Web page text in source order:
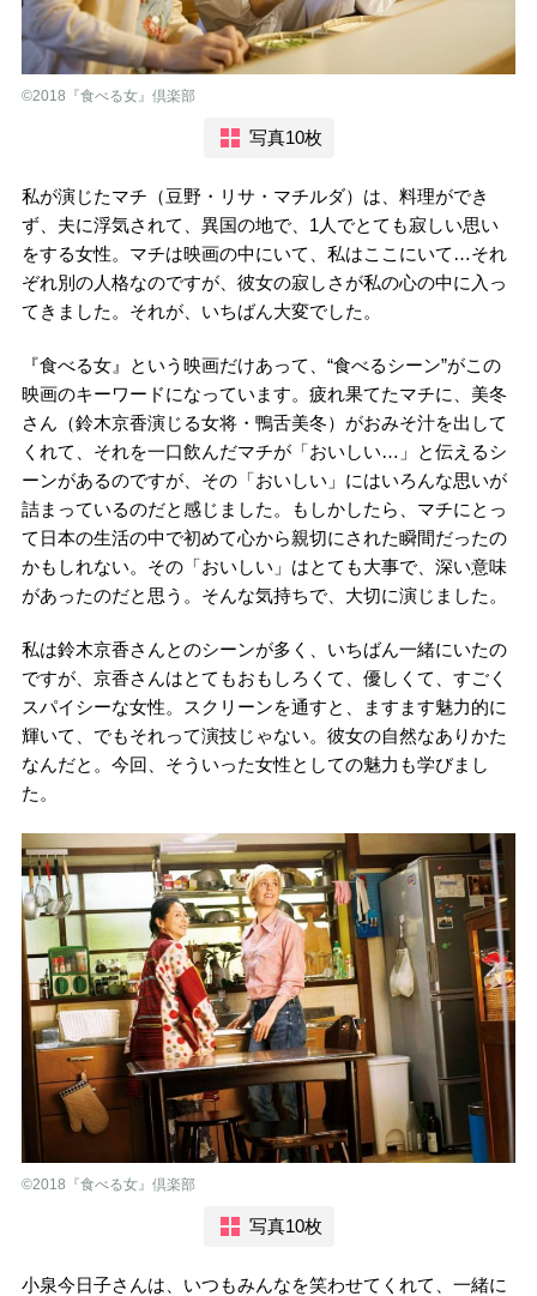
©2018『食べる女』倶楽部
写真10枚
私が演じたマチ（豆野・リサ・マチルダ）は、料理ができ
ず、夫に浮気されて、異国の地で、1人でとても寂しい思い
をする女性。マチは映画の中にいて、私はここにいて…それ
ぞれ別の人格なのですが、彼女の寂しさが私の心の中に入っ
てきました。それが、いちばん大変でした。
『食べる女』という映画だけあって、“食べるシーン”がこの
映画のキーワードになっています。疲れ果てたマチに、美冬
さん（鈴木京香演じる女将・鴨舌美冬）がおみそ汁を出して
くれて、それを一口飲んだマチが「おいしい…」と伝えるシ
ーンがあるのですが、その「おいしい」にはいろんな思いが
詰まっているのだと感じました。もしかしたら、マチにとっ
て日本の生活の中で初めて心から親切にされた瞬間だったの
かもしれない。その「おいしい」はとても大事で、深い意味
があったのだと思う。そんな気持ちで、大切に演じました。
私は鈴木京香さんとのシーンが多く、いちばん一緒にいたの
ですが、京香さんはとてもおもしろくて、優しくて、すごく
スパイシーな女性。スクリーンを通すと、ますます魅力的に
輝いて、でもそれって演技じゃない。彼女の自然なありかた
なんだと。今回、そういった女性としての魅力も学びまし
た。
©2018『食べる女』倶楽部
写真10枚
小泉今日子さんは、いつもみんなを笑わせてくれて、一緒に